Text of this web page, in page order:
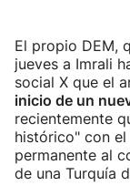
El propio DEM,
jueves a Imrali
social X que el
inicio de un
recientemente
histórico" con
permanente al
de una Turquía